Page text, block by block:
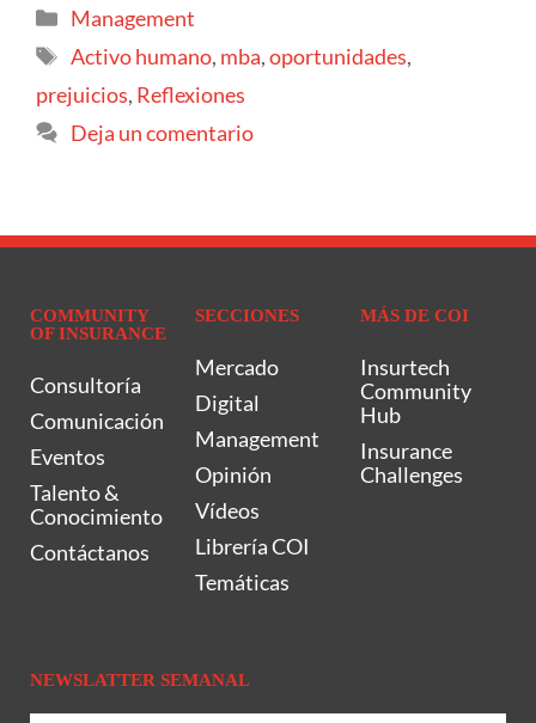
Management
Activo humano, mba,oportunidades,
prejuicios, Reflexiones
Deja un comentario
COMMUNITY
OF INSURANCE
Consultoría
Comunicación
Eventos
Talento &
Conocimiento
Contáctanos
SECCIONES
Mercado
Digital
Management
Opinión
Vídeos
Librería COI
Temáticas
MÁS DE COI
Insurtech
Community
Hub
Insurance
Challenges
NEWSLATTER SEMANAL